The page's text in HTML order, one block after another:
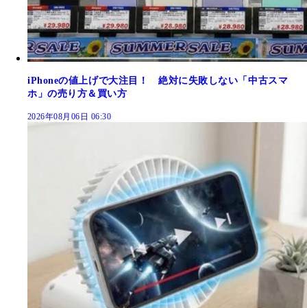
iPhoneの値上げで大注目！ 絶対に失敗しない「中古スマ
ホ」の売り方＆買い方
2026年08月06日 06:30